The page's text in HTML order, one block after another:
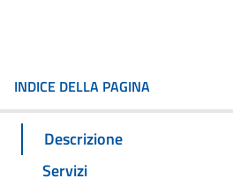
INDICE DELLA PAGINA
Descrizione
Servizi